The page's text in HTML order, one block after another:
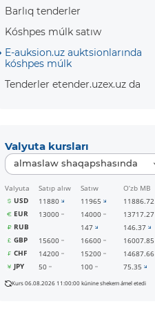
Barlıq tenderler
Kóshpes múlk satıw
E-auksion.uz auktsionlarında
kóshpes múlk
Tenderler etender.uzex.uz da
Valyuta kursları
almaslaw shaqapshasında
Valyuta Satıp alıw Satıw
O‘zb MB
USD
11880 11965
11886.72
EUR
13000 14000
13717.27
RUB
147
146.37
GBP
15600 16600
16007.85
CHF
14200 15200
14687.66
JPY
50 100 75.35
Kurs 06.08.2026 11:00:00 kúnine shekem ámel etedi